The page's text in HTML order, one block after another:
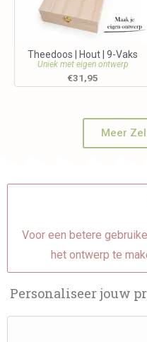
Theedoos | Hout | 9-Vaks
Uniek met eigen ontwerp
€31,95
Meer
Voor een betere
het ontwerp te
Personaliseer jouw